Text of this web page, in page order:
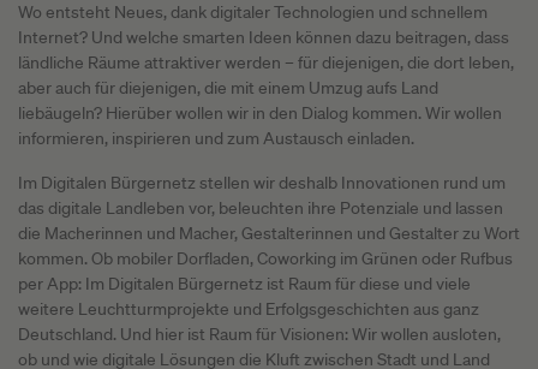
Wo entsteht Neues, dank digitaler Technologien und schnellem
Internet? Und welche smarten Ideen können dazu beitragen, dass
ländliche Räume attraktiver werden – für diejenigen, die dort leben,
aber auch für diejenigen, die mit einem Umzug aufs Land
liebäugeln? Hierüber wollen wir in den Dialog kommen. Wir wollen
informieren, inspirieren und zum Austausch einladen.
Im Digitalen Bürgernetz stellen wir deshalb Innovationen rund um
das digitale Landleben vor, beleuchten ihre Potenziale und lassen
die Macherinnen und Macher, Gestalterinnen und Gestalter zu Wort
kommen. Ob mobiler Dorfladen, Coworking im Grünen oder Rufbus
per App: Im Digitalen Bürgernetz ist Raum für diese und viele
weitere Leuchtturmprojekte und Erfolgsgeschichten aus ganz
Deutschland. Und hier ist Raum für Visionen: Wir wollen ausloten,
ob und wie digitale Lösungen die Kluft zwischen Stadt und Land